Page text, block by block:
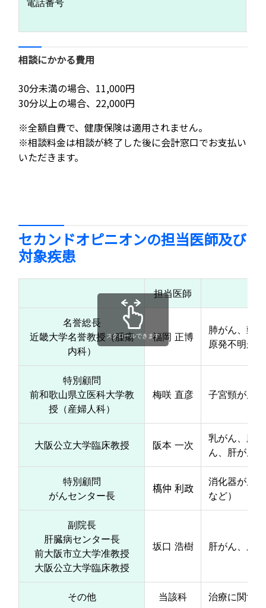
相談にかかる費用
30分未満の場合、11,000円
30分以上の場合、22,000円
※全額自費で、健康保険は適用されません。
※相談料金は相談が終了した後に会計窓口でお支払い
いただきます。
セカンドオピニオンの担当医師及び
対象疾患
担当医師
名誉総長
近畿大学名誉教授（腫瘍
内科）
福岡 正博
肺がん、頭
原発不明がん
特別顧問
前和歌山県立医科大学教
授（産婦人科）
梅咲 直彦 子宮頸がん
大阪公立大学臨床教授 阪本 一次
乳がん、肺
ん、肝がん
特別顧問
がんセンター長
𫞎仲 利政
消化器がん
など）
副院長
肝臓病センター長
前大阪市立大学准教授
大阪公立大学臨床教授
坂口 浩樹 肝がん、胆
その他 当該科 治療に関す
スクロールできます